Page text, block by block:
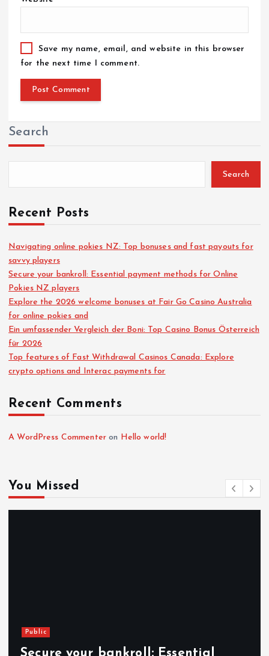
Save my name, email, and website in this browser
for the next time I comment.
Search
Search
Recent Posts
Navigating online pokies NZ: Top bonuses and fast payouts for
savvy players
Secure your bankroll: Essential payment methods for Online
Pokies NZ players
Explore the 2026 welcome bonuses at Fair Go Casino Australia
for online pokies and
Ein umfassender Vergleich der Boni: Top Casino Bonus Österreich
für 2026
Top features of Fast Withdrawal Casinos Canada: Explore
crypto options and Interac payments for
Recent Comments
A WordPress Commenter on Hello world!
You Missed
Public
Secure your bankroll: Essential